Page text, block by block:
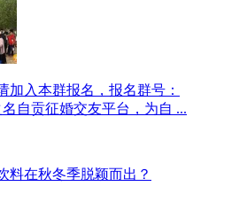
加入本群报名，报名群号：
名自贡征婚交友平台，为自 ...
料在秋冬季脱颖而出？